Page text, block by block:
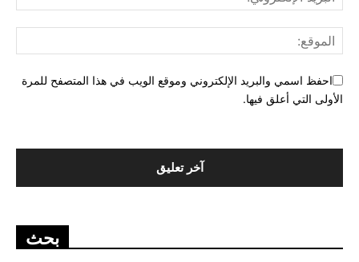
احفظ اسمي والبريد الإلكتروني وموقع الويب في هذا المتصفح للمرة
الأولى التي أعلق فيها.
بحث